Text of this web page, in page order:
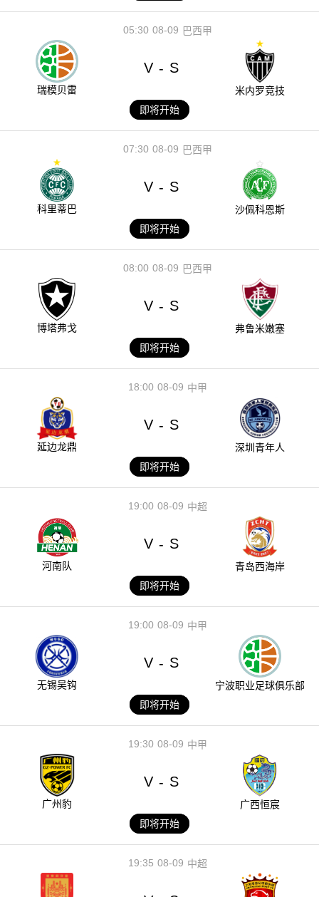
08-09
05:30 巴西甲
瑞模贝雷
V - S
米内罗竞技
即将开始
08-09
07:30 巴西甲
科里蒂巴
V - S
沙佩科恩斯
即将开始
08-09
08:00 巴西甲
博塔弗戈
V - S
弗鲁米嫩塞
即将开始
08-09
18:00 中甲
延边龙鼎
V - S
深圳青年人
即将开始
08-09
19:00 中超
河南队
V - S
青岛西海岸
即将开始
08-09
19:00 中甲
无锡吴钩
V - S
宁波职业足球俱乐部
即将开始
08-09
19:30 中甲
广州豹
V - S
广西恒宸
即将开始
08-09
19:35 中超